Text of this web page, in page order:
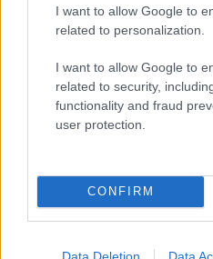
I want to allow Google to
related to personalization.
I want to allow Google to
related to security,
functionality and fraud
user protection.
CONFIRM
Data Deletion Data